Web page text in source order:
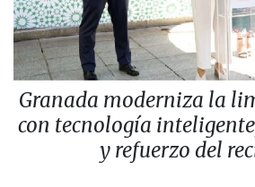
Granada moderniza la
con tecnología
y refuerzo del